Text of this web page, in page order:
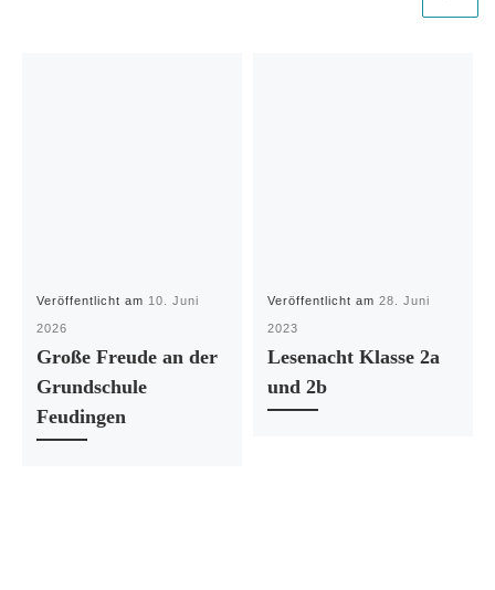
Veröffentlicht am 10. Juni
2026
Große Freude an der
Grundschule
Feudingen
Veröffentlicht am28. Juni
2023
Lesenacht Klasse 2a
und 2b